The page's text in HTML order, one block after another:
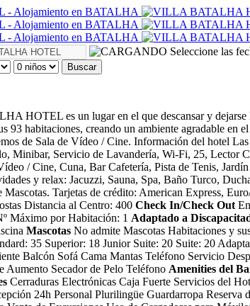
Seleccione las
Buscar
HOTEL es un lugar en el que descansar y dejarse
93 habitaciones, creando un ambiente agradable
de Sala de Vídeo / Cine. Información del hotel
Minibar, Servicio de Lavandería, Wi-Fi, 25, Lector
/ Cine, Cuna, Bar Cafetería, Pista de Tenis,
y relax: Jacuzzi, Sauna, Spa, Baño Turco,
Tarjetas de crédito: American Express,
Distancia al Centro: 400 Check In/Check Out
Máximo por Habitación: 1 Adaptado a
Mascotas No admite Mascotas Habitaciones y
35 Superior: 18 Junior Suite: 20 Suite: 20
Balcón Sofá Cama Mantas Teléfono Servicio
Aumento Secador de Pelo Teléfono Amenities del
Cerraduras Electrónicas Caja Fuerte Servicios del
24h Personal Plurilingüe Guardarropa Reserva